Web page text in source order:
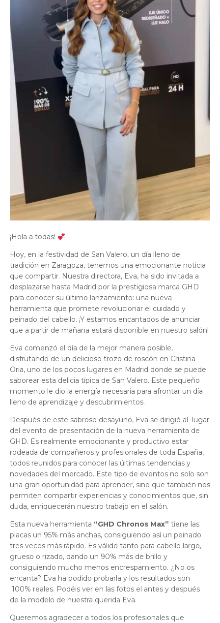
¡Hola a todas!
Hoy, en la festividad de San Valero, un día lleno de
tradición en Zaragoza, tenemos una emocionante noticia
que compartir. Nuestra directora, Eva, ha sido invitada a
desplazarse hasta Madrid por la prestigiosa marca GHD
para conocer su último lanzamiento: una nueva
herramienta que promete revolucionar el cuidado y
peinado del cabello. ¡Y estamos encantados de anunciar
que a partir de mañana estará disponible en nuestro salón!
Eva comenzó el día de la mejor manera posible,
disfrutando de un delicioso trozo de roscón en Cristina
Oria, uno de los pocos lugares en Madrid donde se puede
saborear esta delicia típica de San Valero. Este pequeño
momento le dio la energía necesaria para afrontar un día
lleno de aprendizaje y descubrimientos.
Después de este sabroso desayuno, Eva se dirigió al lugar
del evento de presentación de la nueva herramienta de
GHD. Es realmente emocionante y productivo estar
rodeada de compañeros y profesionales de toda España,
todos reunidos para conocer las últimas tendencias y
novedades del mercado. Este tipo de eventos no solo son
una gran oportunidad para aprender, sino que también nos
permiten compartir experiencias y conocimientos que, sin
duda, enriquecerán nuestro trabajo en el salón.
Esta nueva herramienta “GHD Chronos Max” tiene las
placas un 95% más anchas, consiguiendo así un peinado
tres veces más rápido. Es válido tanto para cabello largo,
grueso o rizado, dando un 90% más de brillo y
consiguiendo mucho menos encrespamiento. ¿No os
encanta? Eva ha podido probarla y los resultados son
100% reales. Podéis ver en las fotos el antes y después
de la modelo de nuestra querida Eva.
Queremos agradecer a todos los profesionales que